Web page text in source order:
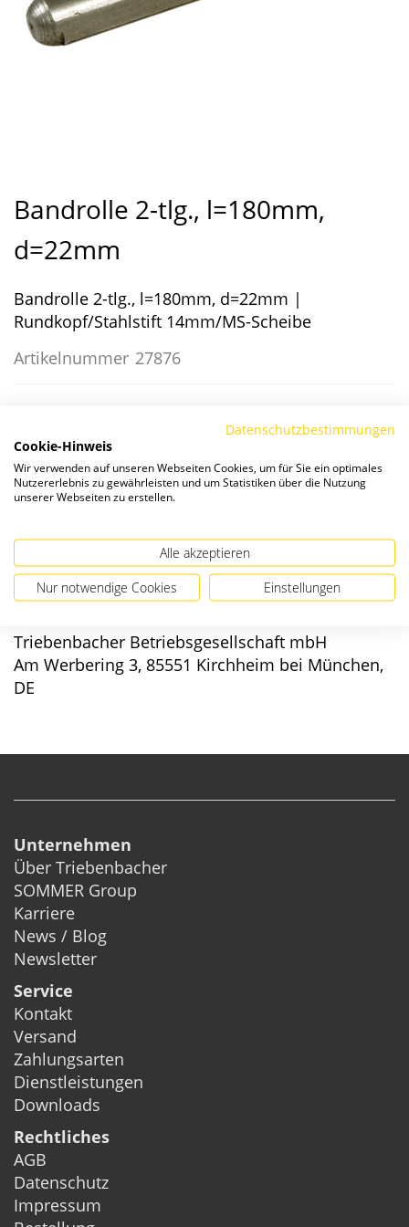
der
Bildergalerie
springen
Bandrolle 2-tlg., l=180mm,
d=22mm
Bandrolle 2-tlg., l=180mm, d=22mm |
Rundkopf/Stahlstift 14mm/MS-Scheibe
Artikelnummer 27876
Verfügbarkeit:
Angaben zur Produktsicherheit
Triebenbacher Betriebsgesellschaft mbH
Am Werbering 3, 85551 Kirchheim bei München,
DE
Unternehmen
Über Triebenbacher
SOMMER Group
Karriere
News / Blog
Newsletter
Service
Kontakt
Versand
Zahlungsarten
Dienstleistungen
Downloads
Rechtliches
AGB
Datenschutz
Impressum
Datenschutzbestimmungen
Cookie-Hinweis
Wir verwenden auf unseren Webseiten Cookies, um für Sie ein optimales
Nutzererlebnis zu gewährleisten und um Statistiken über die Nutzung
unserer Webseiten zu erstellen.
Alle akzeptieren
Nur notwendige Cookies Einstellungen